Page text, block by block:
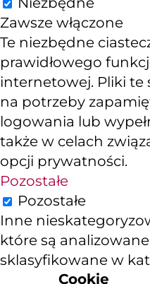
Zawsze włączone
Te niezbędne
prawidłowego
internetowej. Pliki te
na potrzeby
logowania lub
także w celach
opcji prywatności.
Pozostałe
Pozostałe
Inne
które są analizowane
sklasyfikowane w
Cookie